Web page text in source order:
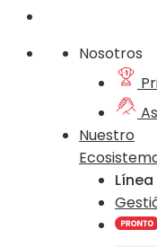
Nosotros
Nuestro
Línea